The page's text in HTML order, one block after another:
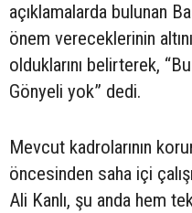
açıklamalarda bulunan
önem vereceklerinin
olduklarını belirterek,
Gönyeli yok” dedi.
Mevcut kadrolarının
öncesinden saha içi
Ali Kanlı, şu anda hem